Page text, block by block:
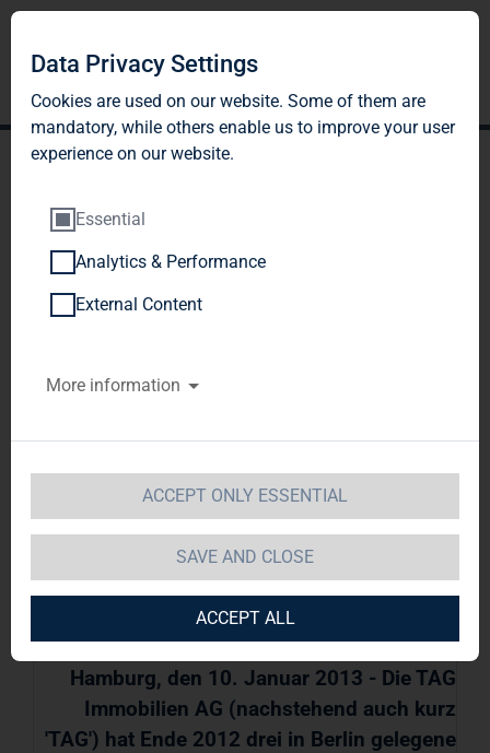
TAG Immobilien AG
in Berlin an Union
Investment
TAG Immobilien AG / Schlagwort(e):
Immobilien/Verkauf
10.01.2013 / 10:02
Hamburg, den 10. Januar 2013 - Die TAG
Immobilien AG (nachstehend auch kurz
'TAG') hat Ende 2012 drei in Berlin gelegene
Data Privacy Settings
Cookies are used on our website. Some of them are
mandatory, while others enable us to improve your user
experience on our website.
Essential
Analytics & Performance
External Content
More information
ACCEPT ONLY ESSENTIAL
SAVE AND CLOSE
ACCEPT ALL